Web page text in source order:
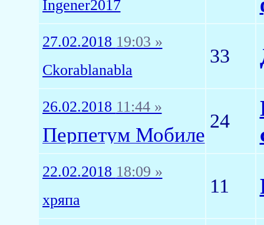
Ingener2017
27.02.2018 19:03 »
Ckorablanabla
33
26.02.2018 11:44 »
Перпетум Мобиле
24
22.02.2018 18:09 »
хряпа
11